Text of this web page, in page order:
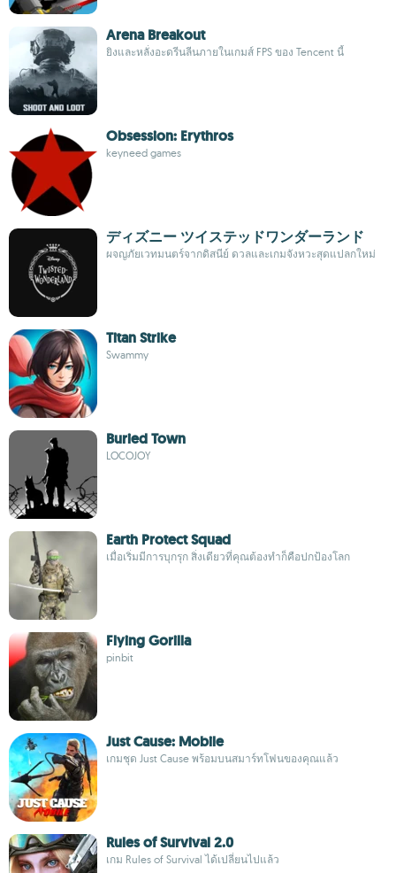
Arena Breakout
ยิงและหลั่งอะดรีนลีนภายในเกมส์ FPS ของ Tencent นี้
Obsession: Erythros
keyneed games
ディズニー ツイステッドワンダーランド
ผจญภัยเวทมนตร์จากดิสนีย์ ดวลและเกมจังหวะสุดแปลกใหม่
Titan Strike
Swammy
Buried Town
LOCOJOY
Earth Protect Squad
เมื่อเริ่มมีการบุกรุก สิ่งเดียวที่คุณต้องทำก็คือปกป้องโลก
Flying Gorilla
pinbit
Just Cause: Mobile
เกมชุด Just Cause พร้อมบนสมาร์ทโฟนของคุณแล้ว
Rules of Survival 2.0
เกม Rules of Survival ได้เปลี่ยนไปแล้ว